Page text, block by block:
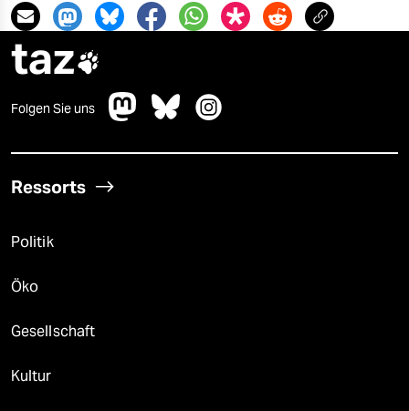
taz
Folgen Sie uns
Ressorts
Politik
Öko
Gesellschaft
Kultur